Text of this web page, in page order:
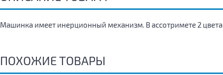
Машинка имеет инерционный механизм. В ассотримете 2 цвета
ПОХОЖИЕ ТОВАРЫ